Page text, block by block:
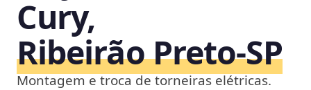
Cury,
Ribeirão Preto‑SP
Montagem e troca de torneiras elétricas.